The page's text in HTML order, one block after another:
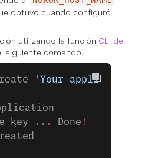
obtuvo cuando configuró
utilizando la función CLI de
siguiente comando:
'Your application'
key .. . Done !